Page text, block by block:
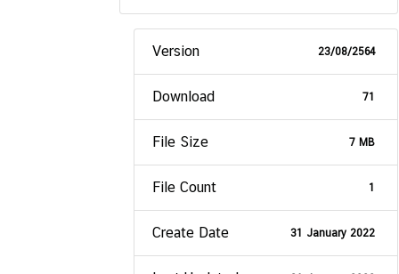
Version 23/08/2564
Download 71
File Size 7 MB
File Count 1
Create Date 31 January 2022